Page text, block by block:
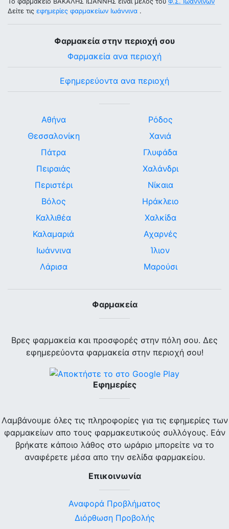
Δείτε τις εφημερίες φαρμακείων Ιωάννινα .
Φαρμακεία στην περιοχή σου
Φαρμακεία ανα περιοχή
Εφημερεύοντα ανα περιοχή
Αθήνα
Θεσσαλονίκη
Πάτρα
Πειραιάς
Περιστέρι
Βόλος
Καλλιθέα
Καλαμαριά
Ιωάννινα
Λάρισα
Ρόδος
Χανιά
Γλυφάδα
Χαλάνδρι
Νίκαια
Ηράκλειο
Χαλκίδα
Αχαρνές
Ίλιον
Μαρούσι
Φαρμακεία
Βρες φαρμακεία και προσφορές στην πόλη σου. Δες
εφημερεύοντα φαρμακεία στην περιοχή σου!
Εφημερίες
Λαμβάνουμε όλες τις πληροφορίες για τις εφημερίες των
φαρμακείων απο τους φαρμακευτικούς συλλόγους. Εάν
βρήκατε κάποιο λάθος στο ωράριο μπορείτε να το
αναφέρετε μέσα απο την σελίδα φαρμακείου.
Επικοινωνία
Αναφορά Προβλήματος
Διόρθωση Προβολής